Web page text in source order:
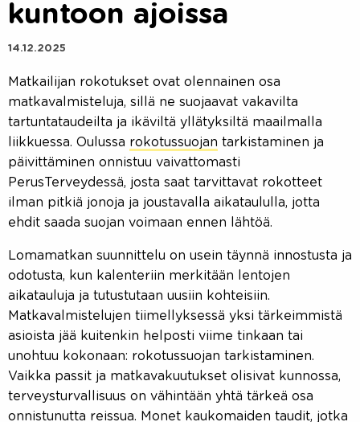
kuntoon ajoissa
14.12.2025
Matkailijan rokotukset ovat olennainen osa
matkavalmisteluja, sillä ne suojaavat vakavilta
tartuntataudeilta ja ikäviltä yllätyksiltä maailmalla
liikkuessa. Oulussa rokotussuojan tarkistaminen ja
päivittäminen onnistuu vaivattomasti
PerusTerveydessä, josta saat tarvittavat rokotteet
ilman pitkiä jonoja ja joustavalla aikataululla, jotta
ehdit saada suojan voimaan ennen lähtöä.
Lomamatkan suunnittelu on usein täynnä innostusta ja
odotusta, kun kalenteriin merkitään lentojen
aikatauluja ja tutustutaan uusiin kohteisiin.
Matkavalmistelujen tiimellyksessä yksi tärkeimmistä
asioista jää kuitenkin helposti viime tinkaan tai
unohtuu kokonaan: rokotussuojan tarkistaminen.
Vaikka passit ja matkavakuutukset olisivat kunnossa,
terveysturvallisuus on vähintään yhtä tärkeä osa
onnistunutta reissua. Monet kaukomaiden taudit, jotka